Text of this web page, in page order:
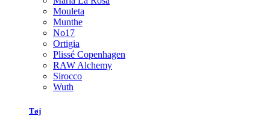
Mouleta
Munthe
No17
Ortigia
Plissé Copenhagen
RAW Alchemy
Sirocco
Wuth
Tøj